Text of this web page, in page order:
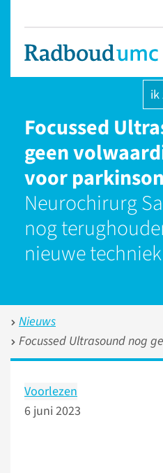
ik
Focussed
geen
voor
Neurochirurg
nog
nieuwe techniek
Nieuws
Focussed Ultrasound nog geen
Voorlezen
6 juni 2023